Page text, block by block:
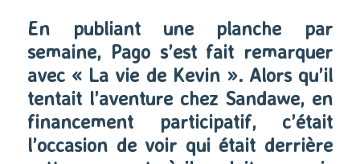
En publiant une planche par
semaine, Pago s’est fait remarquer
avec « La vie de Kevin ». Alors qu’il
tentait l’aventure chez Sandawe, en
financement participatif, c’était
l’occasion de voir qui était derrière